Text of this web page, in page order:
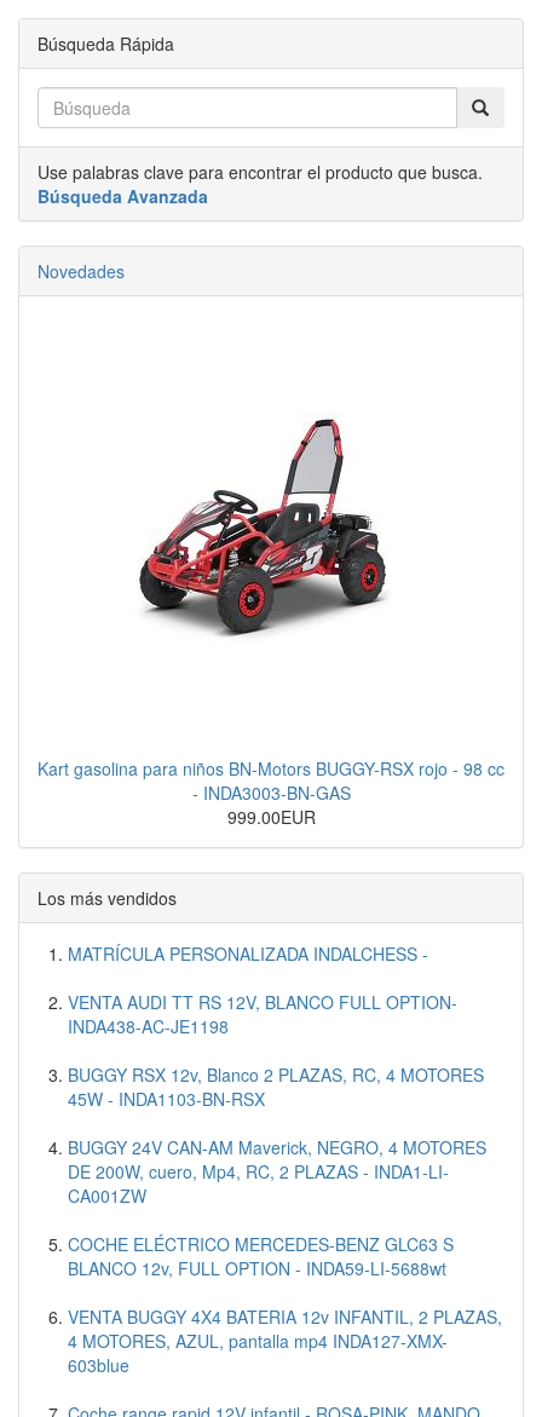
Búsqueda Rápida
Use palabras clave para encontrar el producto que busca.
Búsqueda Avanzada
Novedades
Kart gasolina para niños BN-Motors BUGGY-RSX rojo - 98 cc
- INDA3003-BN-GAS
999.00EUR
Los más vendidos
MATRÍCULA PERSONALIZADA INDALCHESS -
VENTA AUDI TT RS 12V, BLANCO FULL OPTION-
INDA438-AC-JE1198
BUGGY RSX 12v, Blanco 2 PLAZAS, RC, 4 MOTORES
45W - INDA1103-BN-RSX
BUGGY 24V CAN-AM Maverick, NEGRO, 4 MOTORES
DE 200W, cuero, Mp4, RC, 2 PLAZAS - INDA1-LI-
CA001ZW
COCHE ELÉCTRICO MERCEDES-BENZ GLC63 S
BLANCO 12v, FULL OPTION - INDA59-LI-5688wt
VENTA BUGGY 4X4 BATERIA 12v INFANTIL, 2 PLAZAS,
4 MOTORES, AZUL, pantalla mp4 INDA127-XMX-
603blue